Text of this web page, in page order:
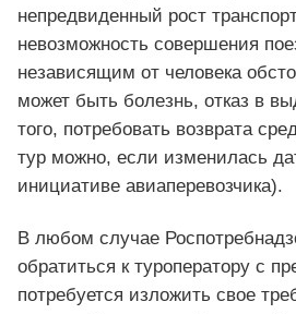
непредвиденный рост
невозможность совершения
независящим от человека
может быть болезнь, отказ в
того, потребовать возврата
тур можно, если изменилась
инициативе авиаперевозчика).
В любом случае
обратиться к туроператору с
потребуется изложить свое